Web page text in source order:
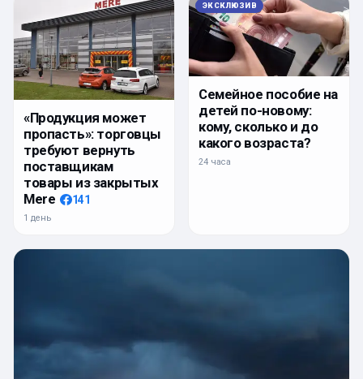
«Продукция может
пропасть»: торговцы
требуют вернуть
поставщикам
товары из закрытых
Mere
141
1 день
ЭКСКЛЮЗИВ
Семейное пособие на
детей по-новому:
кому, сколько и до
какого возраста?
24 часа